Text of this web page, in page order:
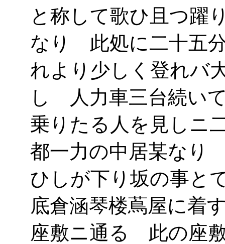
と称して歌ひ且つ躍
なり 此処に二十五
れより少しく登れバ
し 人力車三台続い
乗りたる人を見しニ
都一力の中居某なり
ひしが下り坂の事と
底倉涵琴楼蔦屋に着
座敷ニ通る 此の座